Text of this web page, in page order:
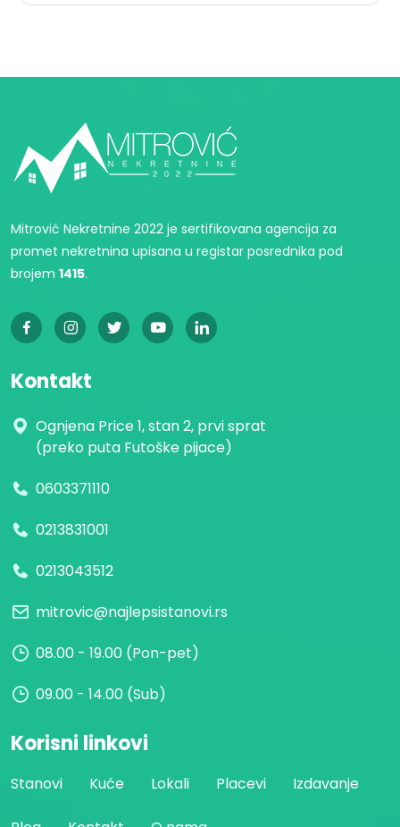
Mitrović Nekretnine 2022 je sertifikovana agencija za
promet nekretnina upisana u registar posrednika pod
brojem 1415.
Kontakt
Ognjena Price 1, stan 2, prvi sprat
(preko puta Futoške pijace)
0603371110
0213831001
0213043512
mitrovic@najlepsistanovi.rs
08.00 - 19.00 (Pon-pet)
09.00 - 14.00 (Sub)
Korisni linkovi
Stanovi Kuće Lokali Placevi Izdavanje